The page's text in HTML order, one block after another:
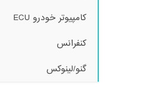
کامپیوتر خودرو ECU
کنفرانس
گنو/لینوکس